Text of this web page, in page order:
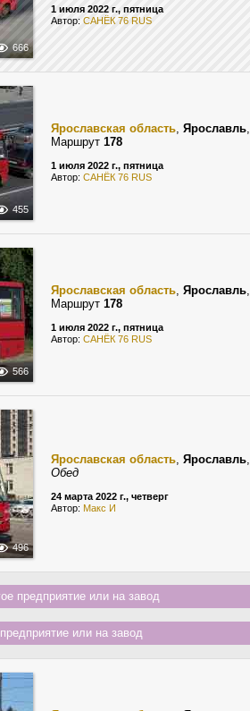
666
1 июля 2022 г., пятница
Автор: САНЁК 76 RUS
455
Ярославская область, Ярославль,
Маршрут 178
1 июля 2022 г., пятница
Автор: САНЁК 76 RUS
566
Ярославская область, Ярославль,
Маршрут 178
1 июля 2022 г., пятница
Автор: САНЁК 76 RUS
496
Ярославская область, Ярославль,
Обед
24 марта 2022 г., четверг
Автор: Макс И
предприятие или на завод
или на завод